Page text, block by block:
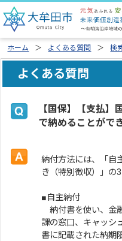
ホーム よくある質問 検
よくある質問
【国保】【支払
で納めることがで
納付方法には、「自
き（特別徴収）」の3
■自主納付
納付書を使い、金
課の窓口、キャッシ
書に記載された納期